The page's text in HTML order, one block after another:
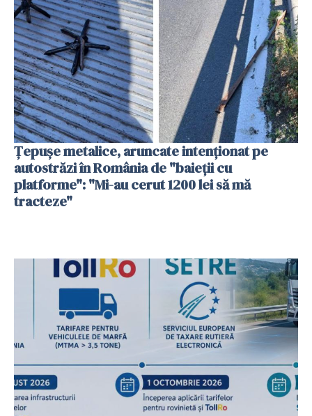
Țepușe metalice, aruncate intenționat pe
autostrăzi în România de "baieții cu
platforme": "Mi-au cerut 1200 lei să mă
tracteze"